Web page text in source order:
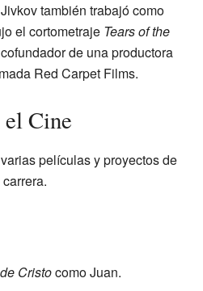
también trabajó como
el cortometraje Tears of the
de una productora
Red Carpet Films.
el Cine
películas y proyectos de
Cristocomo Juan.